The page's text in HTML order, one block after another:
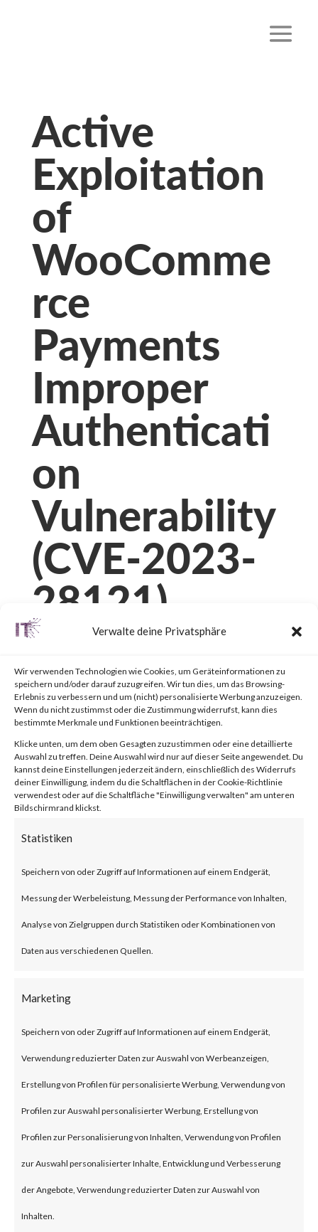
Verwalte deine Privatsphäre
Wir verwenden Technologien wie Cookies, um Geräteinformationen zu
speichern und/oder darauf zuzugreifen. Wir tun dies, um das Browsing-
Erlebnis zu verbessern und um (nicht) personalisierte Werbung anzuzeigen.
Wenn du nicht zustimmst oder die Zustimmung widerrufst, kann dies
bestimmte Merkmale und Funktionen beeinträchtigen.
Klicke unten, um dem oben Gesagten zuzustimmen oder eine detaillierte
Auswahl zu treffen. Deine Auswahl wird nur auf dieser Seite angewendet. Du
kannst deine Einstellungen jederzeit ändern, einschließlich des Widerrufs
deiner Einwilligung, indem du die Schaltflächen in der Cookie-Richtlinie
verwendest oder auf die Schaltfläche "Einwilligung verwalten" am unteren
Bildschirmrand klickst.
Statistiken
Speichern von oder Zugriff auf Informationen auf einem Endgerät,
Messung der Werbeleistung, Messung der Performance von Inhalten,
Analyse von Zielgruppen durch Statistiken oder Kombinationen von
Daten aus verschiedenen Quellen.
Marketing
Speichern von oder Zugriff auf Informationen auf einem Endgerät,
Verwendung reduzierter Daten zur Auswahl von Werbeanzeigen,
Erstellung von Profilen für personalisierte Werbung, Verwendung von
Profilen zur Auswahl personalisierter Werbung, Erstellung von
Profilen zur Personalisierung von Inhalten, Verwendung von Profilen
zur Auswahl personalisierter Inhalte, Entwicklung und Verbesserung
der Angebote, Verwendung reduzierter Daten zur Auswahl von
Inhalten.
Active
Exploitation
of
WooComme
rce
Payments
Improper
Authenticati
on
Vulnerability
(CVE-2023-
28121)
von
Facebook 0
What is WooCommerce
Payments?
WooCommerce Payments is a
popular e-commerce payment
plugin for WordPress designed
for small to large-sized online
merchants using WordPress.
has over 600,000 active
What is the Attack?
CVE-2023-28121 is an
authentication bypass
vulnerability affecting the
WooCommerce Payments
plugin version 4.8.0 through